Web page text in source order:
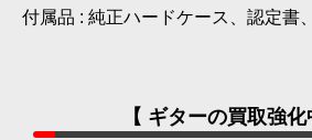
付属品 : 純正ハードケース、認定書
【 ギターの買取強化